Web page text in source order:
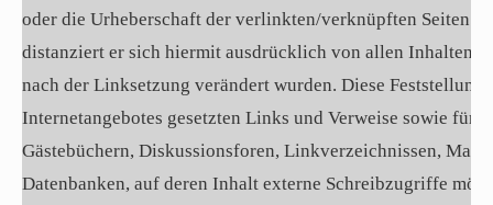
oder die Urheberschaft der verlinkten/verknüpften Seiten
distanziert er sich hiermit ausdrücklich von allen Inhalten
nach der Linksetzung verändert wurden. Diese
Internetangebotes gesetzten Links und Verweise sowie für
Gästebüchern, Diskussionsforen, Linkverzeichnissen,
Datenbanken, auf deren Inhalt externe Schreibzugriffe